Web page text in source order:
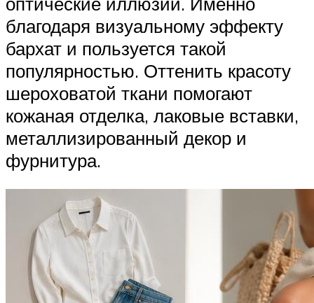
благодаря визуальному эффекту
бархат и пользуется такой
популярностью. Оттенить красоту
шероховатой ткани помогают
кожаная отделка, лаковые вставки,
металлизированный декор и
фурнитура.